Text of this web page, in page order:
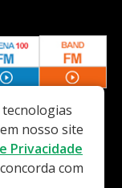
nosso site
Privacidade
com